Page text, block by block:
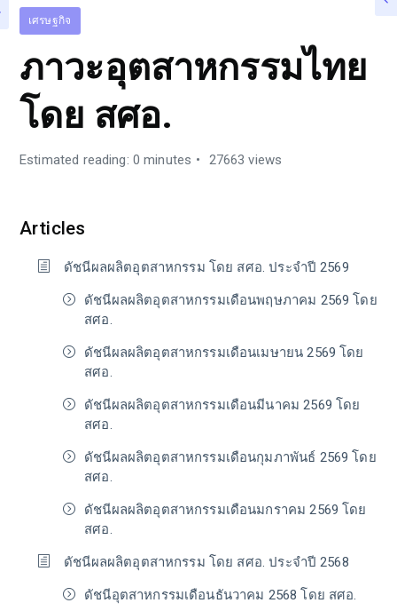
เศรษฐกิจ
ภาวะอุตสาหกรรมไทย
โดย สศอ.
Estimated reading: 0 minutes 27663 views
Articles
ดัชนีผลผลิตอุตสาหกรรม โดย สศอ. ประจำปี 2569
ดัชนีผลผลิตอุตสาหกรรมเดือนพฤษภาคม 2569 โดย
สศอ.
ดัชนีผลผลิตอุตสาหกรรมเดือนเมษายน 2569 โดย
สศอ.
ดัชนีผลผลิตอุตสาหกรรมเดือนมีนาคม 2569 โดย
สศอ.
ดัชนีผลผลิตอุตสาหกรรมเดือนกุมภาพันธ์ 2569 โดย
สศอ.
ดัชนีผลผลิตอุตสาหกรรมเดือนมกราคม 2569 โดย
สศอ.
ดัชนีผลผลิตอุตสาหกรรม โดย สศอ. ประจำปี 2568
ดัชนีอุตสาหกรรมเดือนธันวาคม 2568 โดย สศอ.